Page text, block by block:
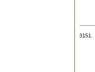
3151.